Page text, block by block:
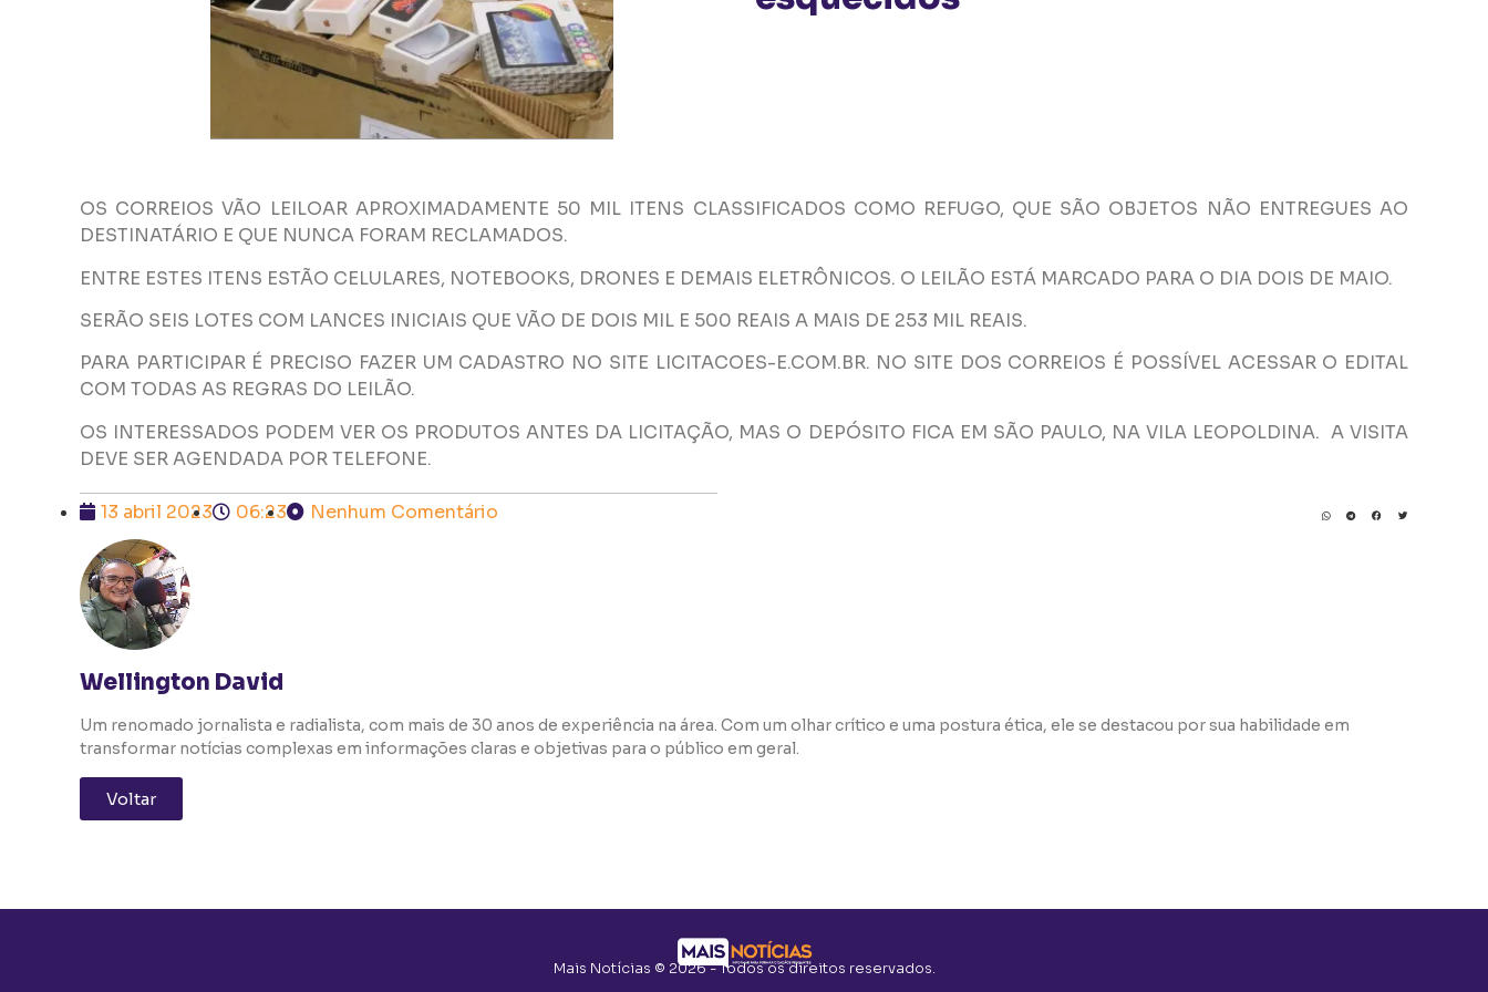
OS CORREIOS VÃO LEILOAR APROXIMADAMENTE 50 MIL ITENS CLASSIFICADOS COMO REFUGO, QUE SÃO OBJETOS NÃO ENTREGUES AO
DESTINATÁRIO E QUE NUNCA FORAM RECLAMADOS.
ENTRE ESTES ITENS ESTÃO CELULARES, NOTEBOOKS, DRONES E DEMAIS ELETRÔNICOS. O LEILÃO ESTÁ MARCADO PARA O DIA DOIS DE MAIO.
SERÃO SEIS LOTES COM LANCES INICIAIS QUE VÃO DE DOIS MIL E 500 REAIS A MAIS DE 253 MIL REAIS.
PARA PARTICIPAR É PRECISO FAZER UM CADASTRO NO SITE LICITACOES-E.COM.BR. NO SITE DOS CORREIOS É POSSÍVEL ACESSAR O EDITAL
COM TODAS AS REGRAS DO LEILÃO.
OS INTERESSADOS PODEM VER OS PRODUTOS ANTES DA LICITAÇÃO, MAS O DEPÓSITO FICA EM SÃO PAULO, NA VILA LEOPOLDINA. A VISITA
DEVE SER AGENDADA POR TELEFONE.
13 abril 2023 06:23 Nenhum Comentário
Wellington David
Um renomado jornalista e radialista, com mais de 30 anos de experiência na área. Com um olhar crítico e uma postura ética, ele se destacou por sua habilidade em
transformar notícias complexas em informações claras e objetivas para o público em geral.
Voltar
Mais Notícias © 2026 - Todos os direitos reservados.